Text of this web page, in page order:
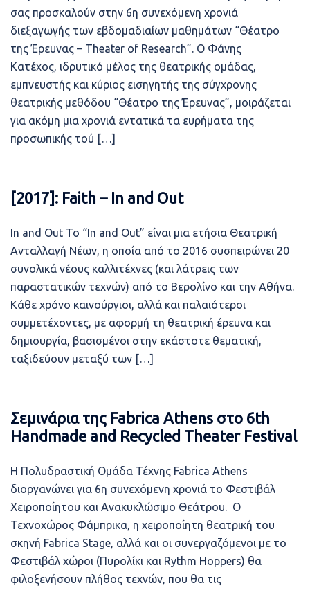
σας προσκαλούν στην 6η συνεχόμενη χρονιά
διεξαγωγής των εβδομαδιαίων μαθημάτων “Θέατρο
της Έρευνας – Theater of Research”. Ο Φάνης
Κατέχος, ιδρυτικό μέλος της θεατρικής ομάδας,
εμπνευστής και κύριος εισηγητής της σύγχρονης
θεατρικής μεθόδου “Θέατρο της Έρευνας”, μοιράζεται
για ακόμη μια χρονιά εντατικά τα ευρήματα της
προσωπικής τού […]
[2017]: Faith – In and Out
In and Out Το “In and Out” είναι μια ετήσια Θεατρική
Ανταλλαγή Νέων, η οποία από το 2016 συσπειρώνει 20
συνολικά νέους καλλιτέχνες (και λάτρεις των
παραστατικών τεχνών) από το Βερολίνο και την Αθήνα.
Κάθε χρόνο καινούργιοι, αλλά και παλαιότεροι
συμμετέχοντες, με αφορμή τη θεατρική έρευνα και
δημιουργία, βασισμένοι στην εκάστοτε θεματική,
ταξιδεύουν μεταξύ των […]
Σεμινάρια της Fabrica Athens στο 6th
Handmade and Recycled Theater Festival
Η Πολυδραστική Ομάδα Τέχνης Fabrica Athens
διοργανώνει για 6η συνεχόμενη χρονιά το Φεστιβάλ
Χειροποίητου και Ανακυκλώσιμο Θεάτρου. Ο
Τεχνοχώρος Φάμπρικα, η χειροποίητη θεατρική του
σκηνή Fabrica Stage, αλλά και οι συνεργαζόμενοι με το
Φεστιβάλ χώροι (Πυρολίκι και Rythm Hoppers) θα
φιλοξενήσουν πλήθος τεχνών, που θα τις